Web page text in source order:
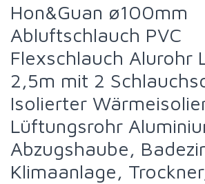
Hon&Guan ø100mm
Abluftschlauch PVC
Flexschlauch Alurohr
2,5m mit 2
Isolierter
Lüftungsrohr
Abzugshaube,
Klimaanlage,